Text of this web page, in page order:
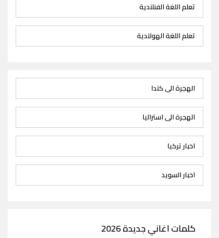
تعلم اللغة الفنلندية
تعلم اللغة الهولندية
الهجرة الى كندا
الهجرة الى استراليا
اخبار تركيا
اخبار السويد
كلمات اغاني جديدة 2026